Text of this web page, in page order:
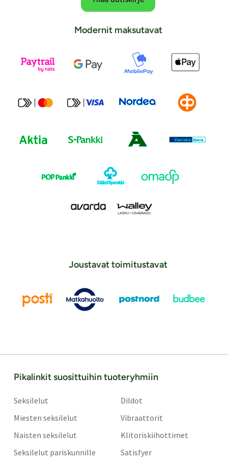
Modernit maksutavat
Joustavat toimitustavat
Pikalinkit suosittuihin tuoteryhmiin
Seksilelut
Miesten seksilelut
Naisten seksilelut
Seksilelut pariskunnille
Dildot
Vibraattorit
Klitoriskiihottimet
Satisfyer